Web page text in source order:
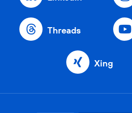
Threads
Xing